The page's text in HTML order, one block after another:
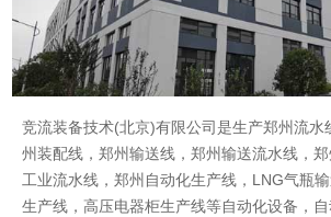
竞流装备技术(北京)有限公司是生产郑州流水
州装配线，郑州输送线，郑州输送流水线，
工业流水线，郑州自动化生产线，LNG气瓶
生产线，高压电器柜生产线等自动化设备，自